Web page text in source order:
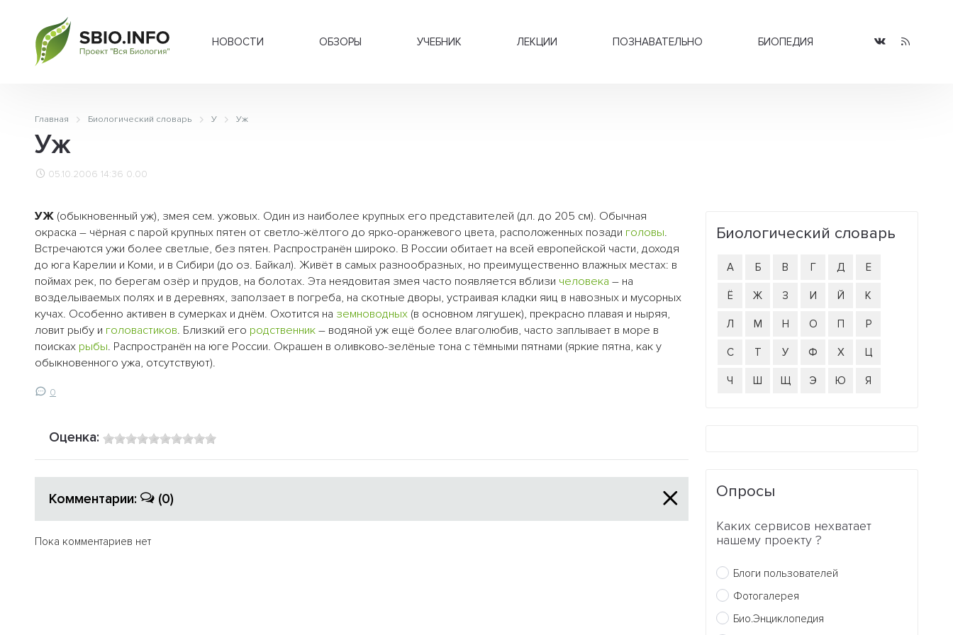
НОВОСТИ ОБЗОРЫ УЧЕБНИК ЛЕКЦИИ ПОЗНАВАТЕЛЬНО БИОПЕДИЯ
Главная Биологический словарь У Уж
Уж
05.10.2006 14:36 0.00
УЖ (обыкновенный уж), змея сем. ужовых. Один из наиболее крупных его представителей (дл. до 205 см). Обычная
окраска – чёрная с парой крупных пятен от светло-жёлтого до ярко-оранжевого цвета, расположенных позади головы.
Встречаются ужи более светлые, без пятен. Распространён широко. В России обитает на всей европейской части, доходя
до юга Карелии и Коми, и в Сибири (до оз. Байкал). Живёт в самых разнообразных, но преимущественно влажных местах: в
поймах рек, по берегам озёр и прудов, на болотах. Эта неядовитая змея часто появляется вблизи человека – на
возделываемых полях и в деревнях, заползает в погреба, на скотные дворы, устраивая кладки яиц в навозных и мусорных
кучах. Особенно активен в сумерках и днём. Охотится на земноводных (в основном лягушек), прекрасно плавая и ныряя,
ловит рыбу и головастиков. Близкий его родственник – водяной уж ещё более влаголюбив, часто заплывает в море в
поисках рыбы. Распространён на юге России. Окрашен в оливково-зелёные тона с тёмными пятнами (яркие пятна, как у
обыкновенного ужа, отсутствуют).
0
Оценка:
Комментарии: (0)
Пока комментариев нет
Биологический словарь
А Б В Г Д Е
Ё Ж З И Й К
Л М Н О П Р
С Т У Ф Х Ц
Ч Ш Щ Э Ю Я
Опросы
Каких сервисов нехватает
нашему проекту ?
Блоги пользователей
Фотогалерея
Био.Энциклопедия